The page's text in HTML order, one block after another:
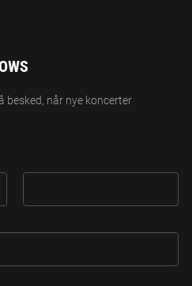
besked, når nye koncerter
LAST